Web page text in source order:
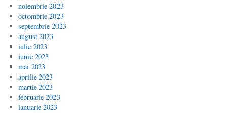
noiembrie 2023
octombrie 2023
septembrie 2023
august 2023
iulie 2023
iunie 2023
mai 2023
aprilie 2023
martie 2023
februarie 2023
ianuarie 2023